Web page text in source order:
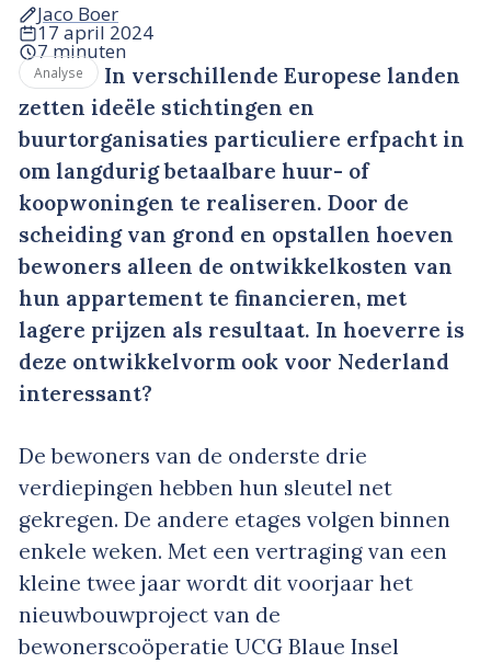
Jaco Boer
17 april 2024
7 minuten
Analyse
In verschillende Europese landen
zetten ideële stichtingen en
buurtorganisaties particuliere erfpacht in
om langdurig betaalbare huur- of
koopwoningen te realiseren. Door de
scheiding van grond en opstallen hoeven
bewoners alleen de ontwikkelkosten van
hun appartement te financieren, met
lagere prijzen als resultaat. In hoeverre is
deze ontwikkelvorm ook voor Nederland
interessant?
De bewoners van de onderste drie
verdiepingen hebben hun sleutel net
gekregen. De andere etages volgen binnen
enkele weken. Met een vertraging van een
kleine twee jaar wordt dit voorjaar het
nieuwbouwproject van de
bewonerscoöperatie UCG Blaue Insel